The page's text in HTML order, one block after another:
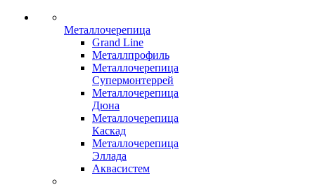
Металлочерепица
Grand Line
Металлпрофиль
Металлочерепица
Супермонтеррей
Металлочерепица
Дюна
Металлочерепица
Каскад
Металлочерепица
Эллада
Аквасистем